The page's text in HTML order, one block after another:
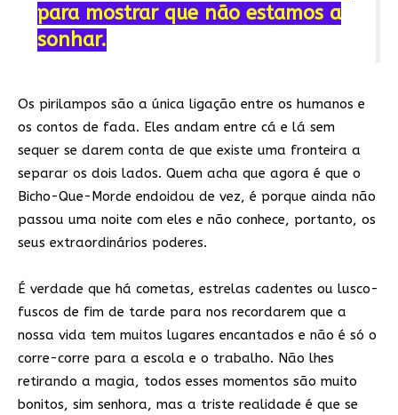
para mostrar que não estamos a
sonhar.
Os pirilampos são a única ligação entre os humanos e
os contos de fada. Eles andam entre cá e lá sem
sequer se darem conta de que existe uma fronteira a
separar os dois lados. Quem acha que agora é que o
Bicho-Que-Morde endoidou de vez, é porque ainda não
passou uma noite com eles e não conhece, portanto, os
seus extraordinários poderes.
É verdade que há cometas, estrelas cadentes ou lusco-
fuscos de fim de tarde para nos recordarem que a
nossa vida tem muitos lugares encantados e não é só o
corre-corre para a escola e o trabalho. Não lhes
retirando a magia, todos esses momentos são muito
bonitos, sim senhora, mas a triste realidade é que se